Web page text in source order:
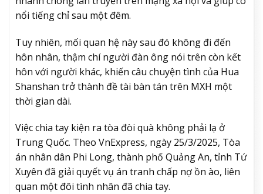
nổi tiếng chỉ sau một đêm.
Tuy nhiên, mối quan hệ này sau đó không đi đến
hôn nhân, thậm chí người đàn ông nói trên còn kết
hôn với người khác, khiến câu chuyện tình của Hua
Shanshan trở thành đề tài bàn tán trên MXH một
thời gian dài.
Việc chia tay kiện ra tòa đòi quà không phải lạ ở
Trung Quốc. Theo VnExpress, ngày 25/3/2025, Tòa
án nhân dân Phi Long, thành phố Quảng An, tỉnh Tứ
Xuyên đã giải quyết vụ án tranh chấp nợ ồn ào, liên
quan một đôi tình nhân đã chia tay.